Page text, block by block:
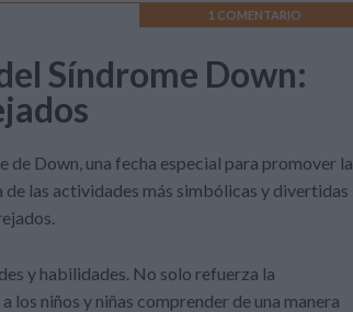
1 COMENTARIO
Síndrome Down:
de Down, una fecha especial para promover la
las actividades más simbólicas y divertidas
y habilidades. No solo refuerza la
niños y niñas comprender de una manera